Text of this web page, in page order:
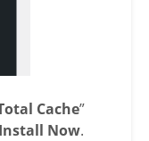
Cache”
Install Now.